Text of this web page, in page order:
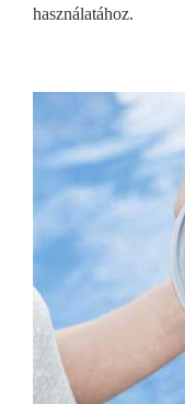
használatához.